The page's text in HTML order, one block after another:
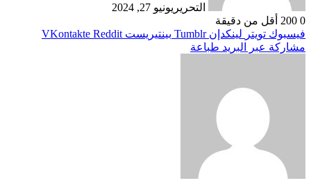
التحرير يونيو 27, 2024
0
أقل من دقيقة
فيسبوك تويتر لينكدإن بينتيريست
مشاركة عبر البريد طباعة